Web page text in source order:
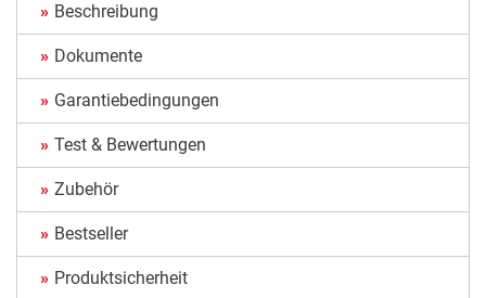
Beschreibung
Dokumente
Garantiebedingungen
Test & Bewertungen
Zubehör
Bestseller
Produktsicherheit